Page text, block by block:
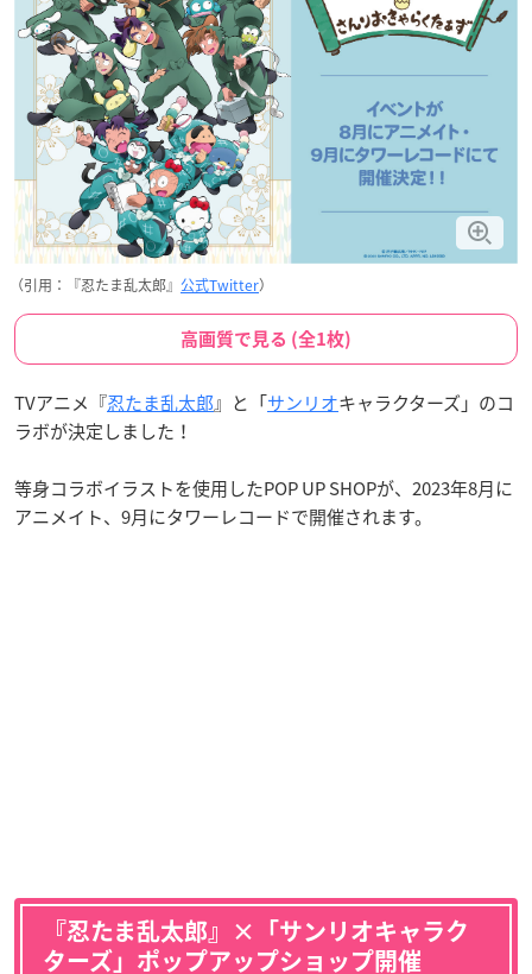
（引用：『忍たま乱太郎』 公式Twitter）
高画質で見る (全1枚)
TVアニメ『忍たま乱太郎』と「サンリオキャラクターズ」のコ
ラボが決定しました！
等身コラボイラストを使用したPOP UP SHOPが、2023年8月に
アニメイト、9月にタワーレコードで開催されます。
『忍たま乱太郎』×「サンリオキャラク
ターズ」ポップアップショップ開催